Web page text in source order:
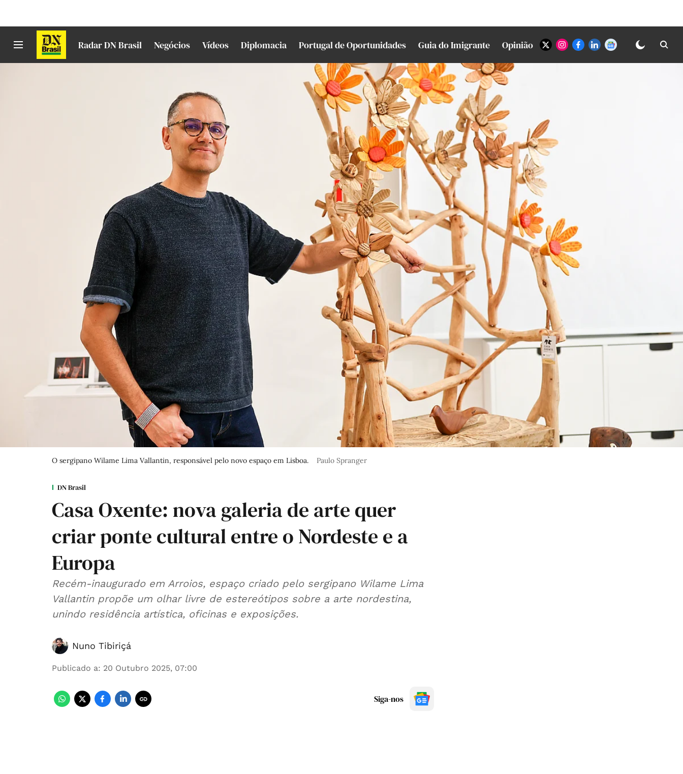
Radar DN Brasil Negócios Vídeos Diplomacia Portugal de Oportunidades Guia do Imigrante Opinião
O sergipano Wilame Lima Vallantin, responsável pelo novo espaço em Lisboa. Paulo Spranger
DN Brasil
Casa Oxente: nova galeria de arte quer
criar ponte cultural entre o Nordeste e a
Europa
Recém-inaugurado em Arroios, espaço criado pelo sergipano Wilame Lima
Vallantin propõe um olhar livre de estereótipos sobre a arte nordestina,
unindo residência artística, oficinas e exposições.
Nuno Tibiriçá
Publicado a: 20 Outubro 2025, 07:00
Siga-nos